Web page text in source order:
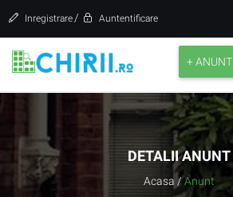
Inregistrare / Auntentificare
+ ANUNT
DETALII ANUNT
Acasa / Anunt